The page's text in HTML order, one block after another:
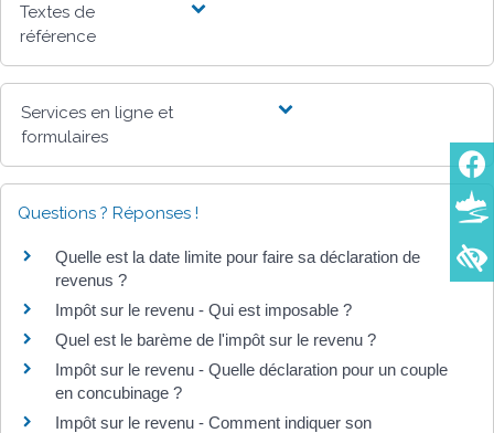
Textes de
référence
Services en ligne et
formulaires
Questions ? Réponses !
Quelle est la date limite pour faire sa déclaration de
revenus ?
Impôt sur le revenu - Qui est imposable ?
Quel est le barème de l'impôt sur le revenu ?
Impôt sur le revenu - Quelle déclaration pour un couple
en concubinage ?
Impôt sur le revenu - Comment indiquer son